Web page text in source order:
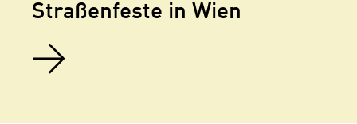
Straßenfeste in Wien